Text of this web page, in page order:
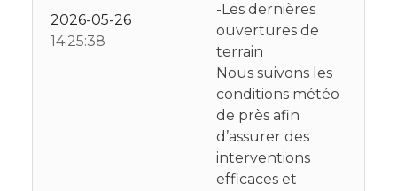
2026-05-26
14:25:38
-Les dernières
ouvertures de
terrain
Nous suivons les
conditions météo
de près afin
d’assurer des
interventions
efficaces et